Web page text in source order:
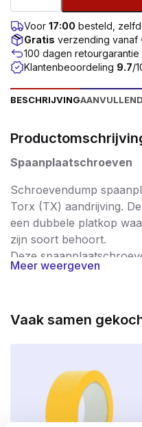
Voor 17:00 besteld,
Gratis verzending vanaf
100 dagen retourgarantie
Klantenbeoordeling 9.7/
BESCHRIJVING
Spaanplaatschroeven
Schroevendump
Torx (TX) aandrijving.
een dubbele platkop
zijn soort behoort.
Deze
verzinkte uitvoering.
gebruikt en staan garant
gecontroleerd
hoogwaardige
supersterk. De
keurmerk waarmee de
product voldoet aan de
Meer weergeven
Vaak samen